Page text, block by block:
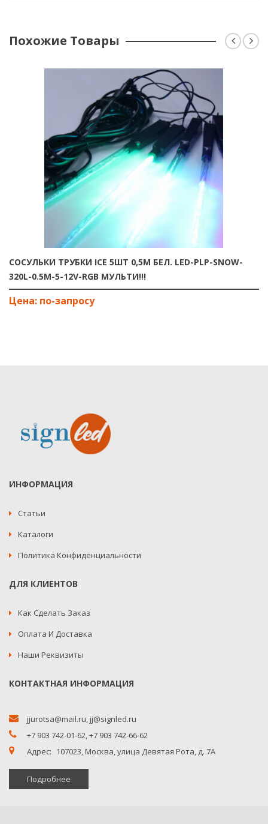
Похожие Товары
СОСУЛЬКИ ТРУБКИ ICE 5ШТ 0,5М БЕЛ. LED-PLP-SNOW-
320L-0.5M-5-12V-RGB МУЛЬТИ!!!
ИНФОРМАЦИЯ
Статьи
Каталоги
Политика Конфиденциальности
ДЛЯ КЛИЕНТОВ
Как Сделать Заказ
Оплата И Доставка
Наши Реквизиты
КОНТАКТНАЯ ИНФОРМАЦИЯ
jjurotsa@mail.ru,jj@signled.ru
+7 903 742-01-62,+7 903 742-66-62
Адрес: 107023, Москва, улица Девятая Рота, д. 7А
Подробнее